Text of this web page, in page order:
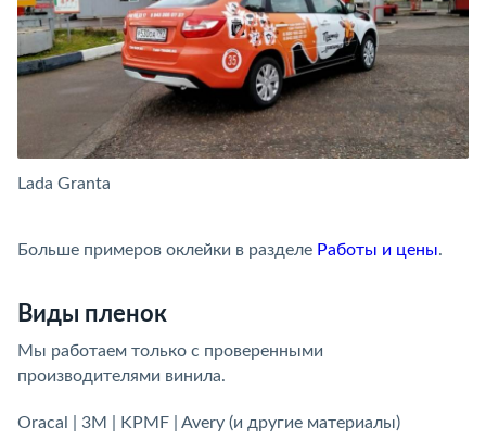
Lada Granta
Больше примеров оклейки в разделе Работы и цены.
Виды пленок
Мы работаем только с проверенными
производителями винила.
Oracal | 3M | KPMF | Avery (и другие материалы)